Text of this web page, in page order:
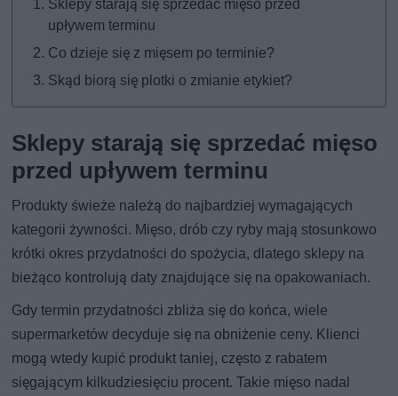
Sklepy starają się sprzedać mięso przed
upływem terminu
Co dzieje się z mięsem po terminie?
Skąd biorą się plotki o zmianie etykiet?
Sklepy starają się sprzedać mięso
przed upływem terminu
Produkty świeże należą do najbardziej wymagających
kategorii żywności. Mięso, drób czy ryby mają stosunkowo
krótki okres przydatności do spożycia, dlatego sklepy na
bieżąco kontrolują daty znajdujące się na opakowaniach.
Gdy termin przydatności zbliża się do końca, wiele
supermarketów decyduje się na obniżenie ceny. Klienci
mogą wtedy kupić produkt taniej, często z rabatem
sięgającym kilkudziesięciu procent. Takie mięso nadal